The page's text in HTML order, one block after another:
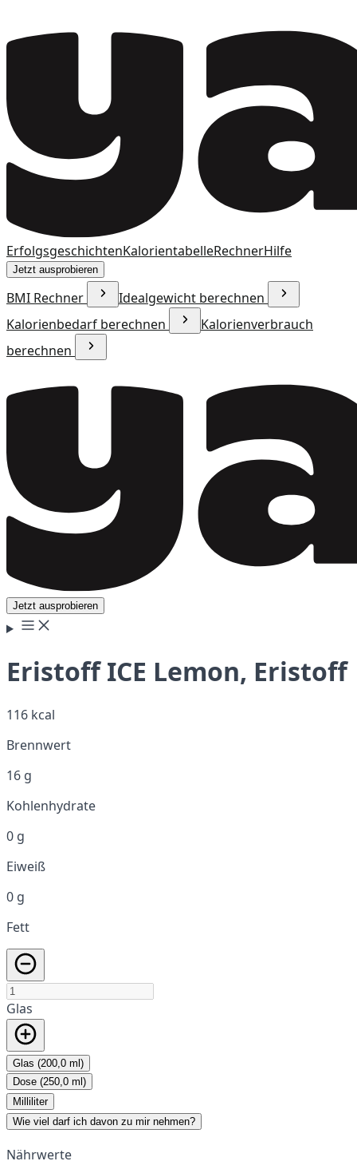
ErfolgsgeschichtenKalorientabelleRechnerHilfe
Jetzt ausprobieren
BMI Rechner
Idealgewicht berechnen
Kalorienbedarf berechnen
Kalorienverbrauch
berechnen
Jetzt ausprobieren
Eristoff ICE Lemon, Eristoff
116 kcal
Brennwert
16 g
Kohlenhydrate
0 g
Eiweiß
0 g
Fett
Glas
Glas (200,0 ml)
Dose (250,0 ml)
Milliliter
Wie viel darf ich davon zu mir nehmen?
Nährwerte